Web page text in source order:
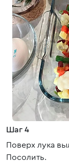
Шаг 4
Поверх лука
Посолить.